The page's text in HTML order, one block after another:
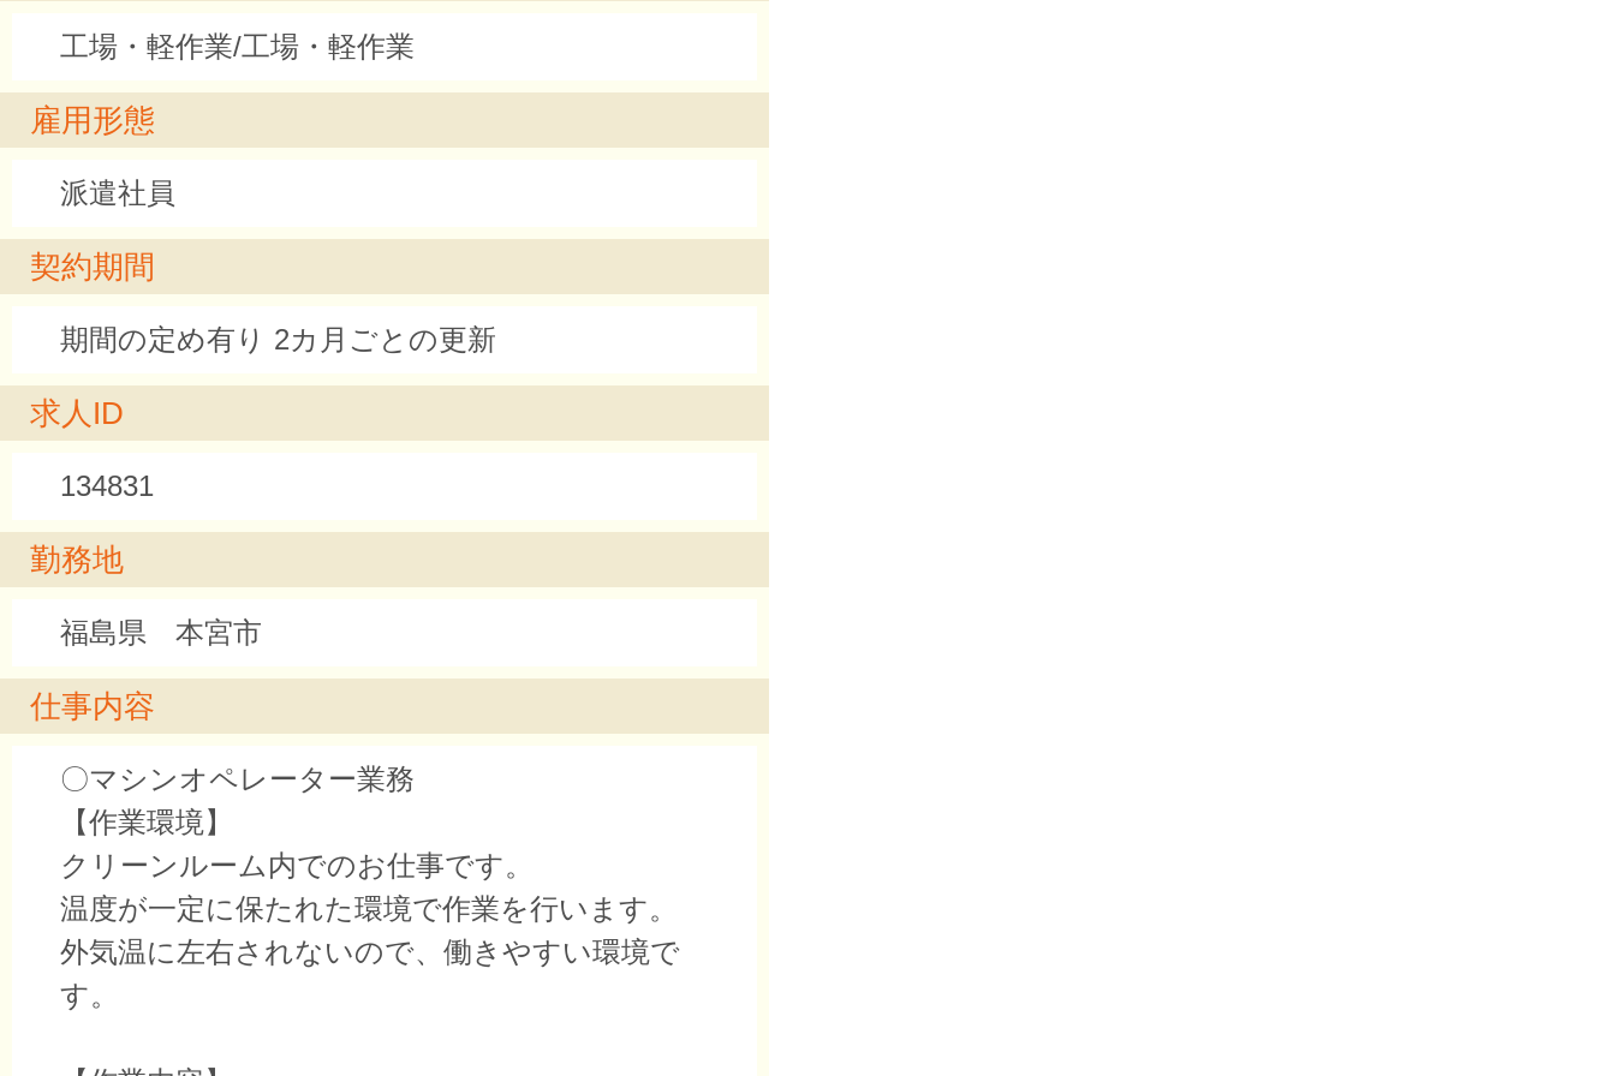
工場・軽作業/工場・軽作業
雇用形態
派遣社員
契約期間
期間の定め有り 2カ月ごとの更新
求人ID
134831
勤務地
福島県 本宮市
仕事内容
〇マシンオペレーター業務
【作業環境】
クリーンルーム内でのお仕事です。
温度が一定に保たれた環境で作業を行います。
外気温に左右されないので、働きやすい環境で
す。